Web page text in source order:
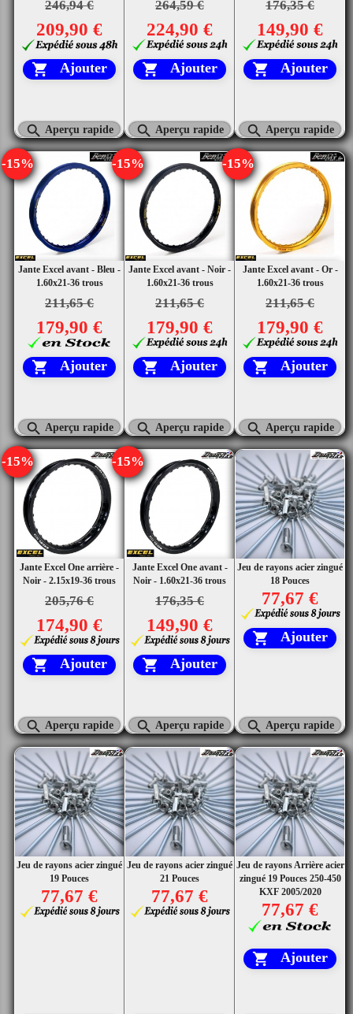
246,94 €
209,90 €
 Ajouter
 Aperçu rapide
264,59 €
224,90 €
 Ajouter
 Aperçu rapide
176,35 €
149,90 €
 Ajouter
 Aperçu rapide
Jante Excel avant - Bleu -
1.60x21-36 trous
211,65 €
-15%
179,90 €
 Ajouter
 Aperçu rapide
Jante Excel avant - Noir -
1.60x21-36 trous
211,65 €
-15%
179,90 €
 Ajouter
 Aperçu rapide
Jante Excel avant - Or -
1.60x21-36 trous
211,65 €
-15%
179,90 €
 Ajouter
 Aperçu rapide
Jante Excel One arrière -
Noir - 2.15x19-36 trous
205,76 €
-15%
174,90 €
 Ajouter
 Aperçu rapide
Jante Excel One avant -
Noir - 1.60x21-36 trous
176,35 €
-15%
149,90 €
 Ajouter
 Aperçu rapide
Jeu de rayons acier zingué
18 Pouces
77,67 €
 Ajouter
 Aperçu rapide
Jeu de rayons acier zingué
19 Pouces
77,67 €
Jeu de rayons acier zingué
21 Pouces
77,67 €
Jeu de rayons Arrière acier
zingué 19 Pouces 250-450
KXF 2005/2020
77,67 €
 Ajouter